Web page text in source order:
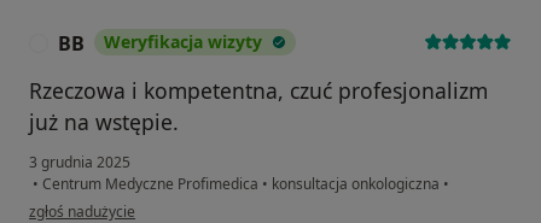
BB Weryfikacja wizyty
Rzeczowa i kompetentna, czuć profesjonalizm
już na wstępie.
3 grudnia 2025
• Centrum Medyczne Profimedica • konsultacja onkologiczna •
w opinii użytkownika BB
zgłoś nadużycie